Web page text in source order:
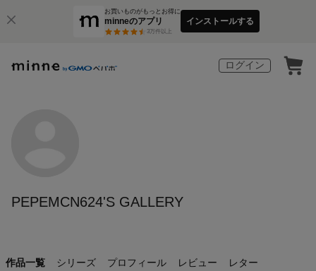
お買いものがもっとお得に
minneのアプリ
3万件以上
インストールする
ログイン
PEPEMCN624'S GALLERY
作品一覧 シリーズ プロフィール レビュー レター